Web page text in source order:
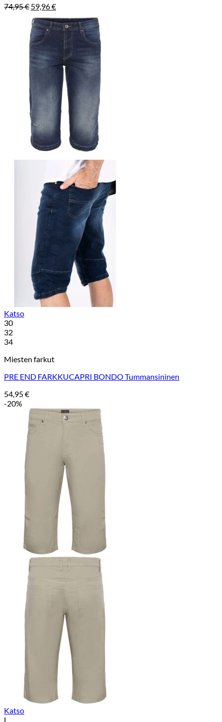
74,95€ Alkuperäinen
hinta
oli:
74,95 €.
59,96€Nykyinen
on:
59,96 €.
Katso
30
32
34
Miesten farkut
PRE END FARKKUCAPRI BONDO Tummansininen
54,95€
-20%
Katso
L